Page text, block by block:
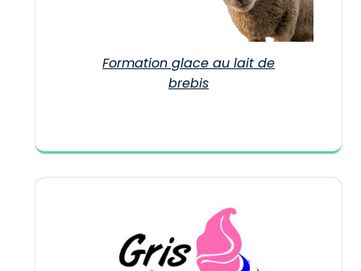
Formation glace au lait de
brebis